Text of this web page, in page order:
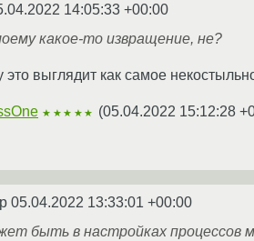
14:05:33 +00:00
какое-то извращение, не?
выглядит как самое
★★★★★ (05.04.2022 15:12:28
05.04.2022 13:33:01 +00:00
быть в настройках процессов